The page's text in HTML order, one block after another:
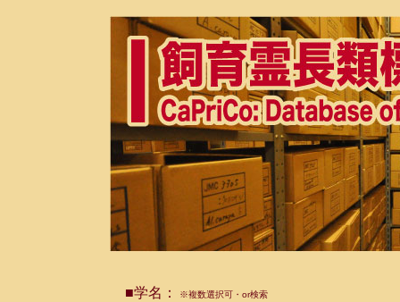
■学名： ※複数選択可・or検索